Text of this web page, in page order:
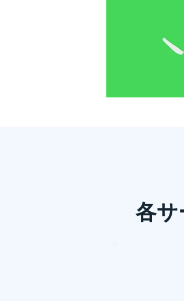
各
交通量調査の
「交通量調査って、ど